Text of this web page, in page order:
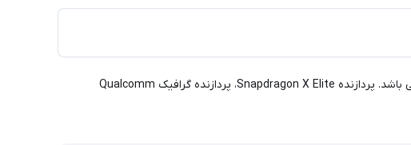
سرفیس پرو 11 گزینه ای بسیار مناسب برای برنامه نویسی، ادیت ویدیو و عکس، ترید، بلاگر ها، کسانی که بسیار سفر می کنند و... می باشد. پردازنده Snapdragon X Elite، پردازنده گرافیک Qualcomm